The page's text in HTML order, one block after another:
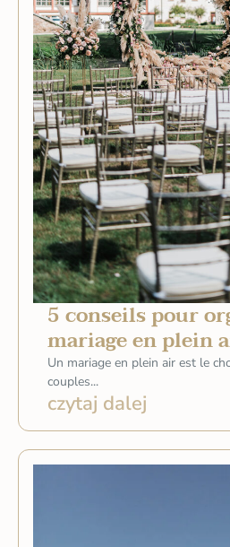
5 conseils pour
mariage en plein
Un mariage en plein air est le
couples...
czytaj dalej